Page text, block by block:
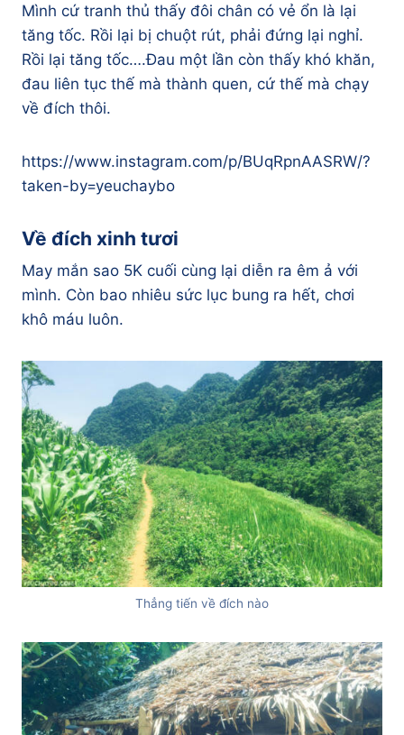
Mình cứ tranh thủ thấy đôi chân có vẻ ổn là lại
tăng tốc. Rồi lại bị chuột rút, phải đứng lại nghỉ.
Rồi lại tăng tốc….Đau một lần còn thấy khó khăn,
đau liên tục thế mà thành quen, cứ thế mà chạy
về đích thôi.
https://www.instagram.com/p/BUqRpnAASRW/?
taken-by=yeuchaybo
Về đích xinh tươi
May mắn sao 5K cuối cùng lại diễn ra êm ả với
mình. Còn bao nhiêu sức lục bung ra hết, chơi
khô máu luôn.
Thẳng tiến về đích nào